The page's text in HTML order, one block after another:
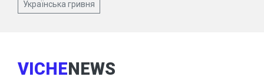
Українська гривня
VICHENEWS